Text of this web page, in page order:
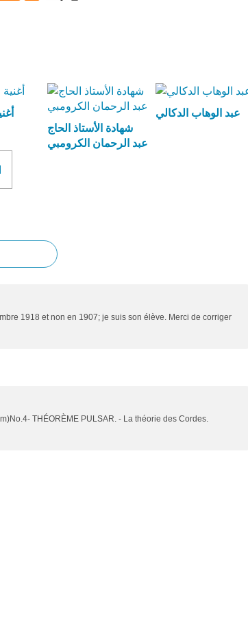
شهادة الأستاذ الحاج
عبد الرحمان الكرومبي
عبد الوهاب الدكالي
1918 et non en 1907; je suis son élève. Merci de corriger
THÉORÈME PULSAR. - La théorie des Cordes.